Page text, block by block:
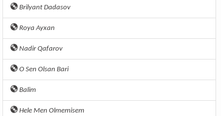
Brilyant Dadasov
Roya Ayxan
Nadir Qafarov
O Sen Olsan Bari
Balim
Hele Men Olmemisem